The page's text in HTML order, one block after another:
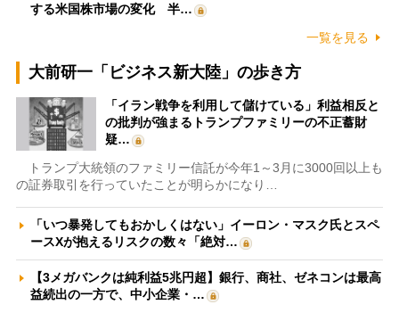
する米国株市場の変化 半…
一覧を見る
大前研一「ビジネス新大陸」の歩き方
「イラン戦争を利用して儲けている」利益相反と
の批判が強まるトランプファミリーの不正蓄財
疑…
トランプ大統領のファミリー信託が今年1～3月に3000回以上も
の証券取引を行っていたことが明らかになり…
「いつ暴発してもおかしくはない」イーロン・マスク氏とスペ
ースXが抱えるリスクの数々「絶対…
【3メガバンクは純利益5兆円超】銀行、商社、ゼネコンは最高
益続出の一方で、中小企業・…